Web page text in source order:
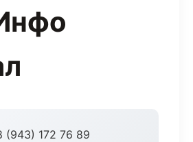
(943) 172 76 89